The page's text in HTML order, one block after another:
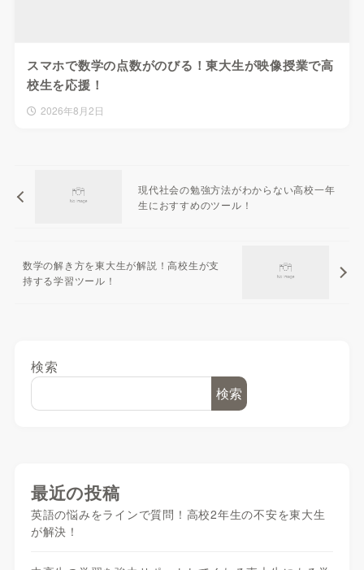
スマホで数学の点数がのびる！東大生が映像授業で高
校生を応援！
2026年8月2日
現代社会の勉強方法がわからない高校一年
生におすすめのツール！
数学の解き方を東大生が解説！高校生が支
持する学習ツール！
検索
検索
最近の投稿
英語の悩みをラインで質問！高校2年生の不安を東大生
が解決！